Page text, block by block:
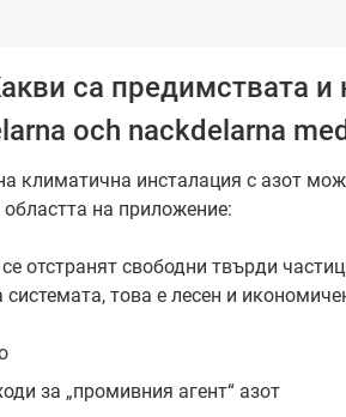
са предимствата
och nackdelarna
климатична инсталация с азот
на приложение:
отстранят свободни твърди
това е лесен и
за „промивния агент“ азот